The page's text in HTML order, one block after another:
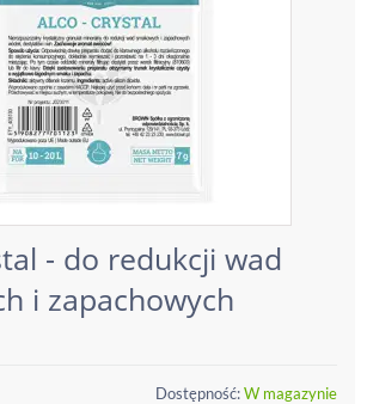
- do redukcji wad
i zapachowych
Dostępność:W magazynie